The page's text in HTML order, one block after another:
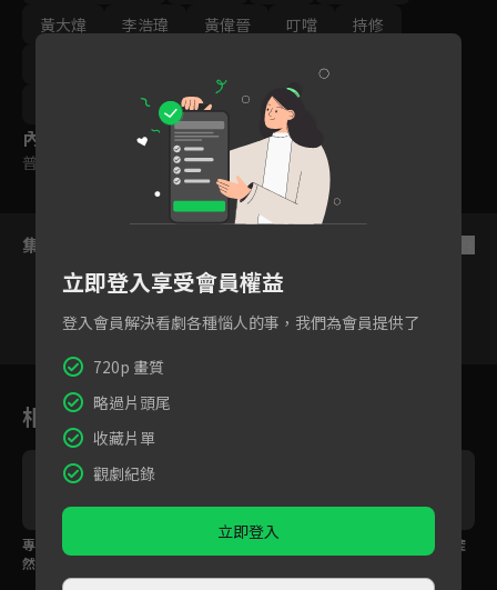
黃大煒
李浩瑋 黃偉晉 叮噹
持修
內容標籤
普遍級
集數列表
相關花絮
專訪｜創作新秀小歐竟
然是戀愛腦？！
專訪｜饒舌新星ZX芷軒
力！
專訪｜唐翊家特色唱腔
立即登入享受會員權益
登入會員解決看劇各種惱人的事，我們為會員提供了
720p 畫質
略過片頭尾
收藏片單
觀劇紀錄
立即登入